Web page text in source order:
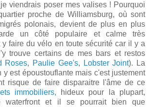
viendrais poser mes valises ! Pourquoi
proche de Williamsburg, où sont
polonais, devient de plus en plus
un côté populaire et calme très
y faire du vélo en toute sécurité car il y a
trouve certains de mes bars et restos
Roses, Paulie Gee's, Lobster Joint). La
y est époustouflante mais c'est justement
risque de faire disparaitre l'âme de ce
immobiliers, hideux pour la plupart,
waterfront et il se pourrait bien que